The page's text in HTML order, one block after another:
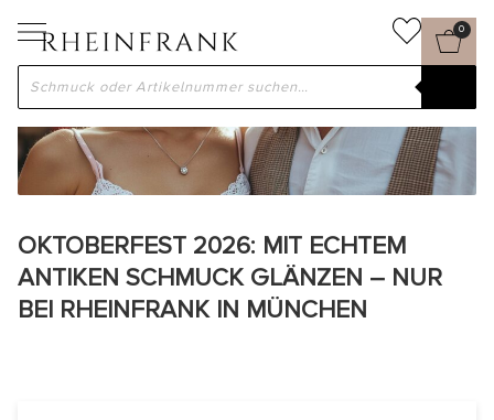
0
OKTOBERFEST 2026: MIT ECHTEM
ANTIKEN SCHMUCK GLÄNZEN – NUR
BEI RHEINFRANK IN MÜNCHEN